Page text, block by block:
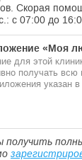
Скорая
с 07:00 до
«Моя
для этой
получать
указан в